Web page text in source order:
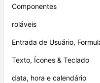
Componentes
roláveis
Entrada de Usuário,
Texto, Ícones & Teclado
data, hora e calendário